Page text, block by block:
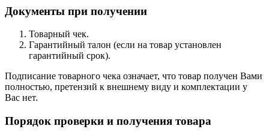
Документы при получении
Товарный чек.
Гарантийный талон (если на товар установлен
гарантийный срок).
Подписание товарного чека означает, что товар получен Вами
полностью, претензий к внешнему виду и комплектации у
Вас нет.
Порядок проверки и получения товара